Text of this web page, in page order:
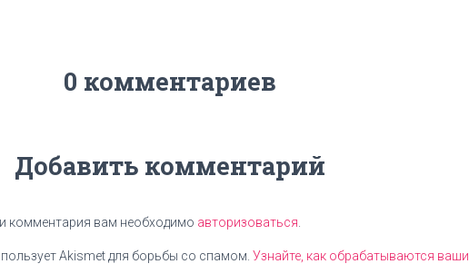
0 комментариев
Добавить комментарий
комментария вам необходимо авторизоваться
Akismet для борьбы со спамом. Узнайте, как обрабатываются ваши